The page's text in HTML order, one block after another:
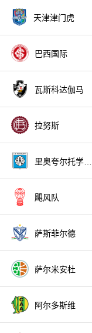
天津津门虎
巴西国际
瓦斯科达伽马
拉努斯
里奥夸尔托学生
飓风队
萨斯菲尔德
萨尔米安杜
阿尔多斯维